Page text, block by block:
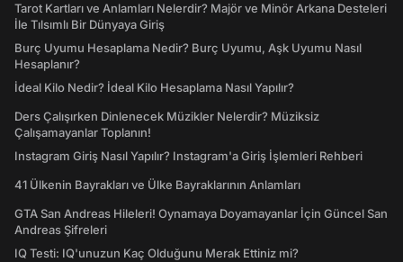
Tarot Kartları ve Anlamları Nelerdir? Majör ve Minör Arkana Desteleri
İle Tılsımlı Bir Dünyaya Giriş
Burç Uyumu Hesaplama Nedir? Burç Uyumu, Aşk Uyumu Nasıl
Hesaplanır?
İdeal Kilo Nedir? İdeal Kilo Hesaplama Nasıl Yapılır?
Ders Çalışırken Dinlenecek Müzikler Nelerdir? Müziksiz
Çalışamayanlar Toplanın!
Instagram Giriş Nasıl Yapılır? Instagram'a Giriş İşlemleri Rehberi
41 Ülkenin Bayrakları ve Ülke Bayraklarının Anlamları
GTA San Andreas Hileleri! Oynamaya Doyamayanlar İçin Güncel San
Andreas Şifreleri
IQ Testi: IQ'unuzun Kaç Olduğunu Merak Ettiniz mi?